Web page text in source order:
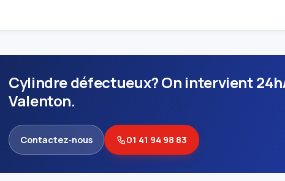
Cylindre défectueux? On intervient
Valenton.
Contactez‑nous 01 41 94 98 83